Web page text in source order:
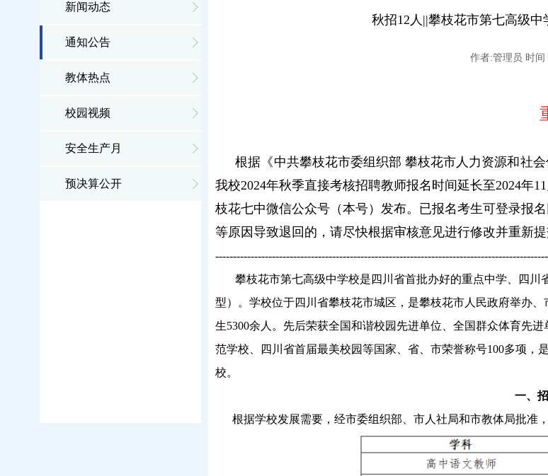
新闻动态
通知公告
教体热点
校园视频
安全生产月
预决算公开
秋招12人||攀枝花市第七高级
作者:管理员 时间
根据《中共攀枝花市委组织部 攀枝花市人力资源和社
我校2024年秋季直接考核招聘教师报名时间延长至2024年
枝花七中微信公众号（本号）发布。已报名考生可登录报
等原因导致退回的，请尽快根据审核意见进行修改并重新提
攀枝花市第七高级中学校是四川省首批办好的重点中学、四川
型）。学校位于四川省攀枝花市城区，是攀枝花市人民政府举办
生5300余人。先后荣获全国和谐校园先进单位、全国群众体育先
范学校、四川省首届最美校园等国家、省、市荣誉称号100多项
校。
一、
根据学校发展需要，经市委组织部、市人社局和市教体局批准